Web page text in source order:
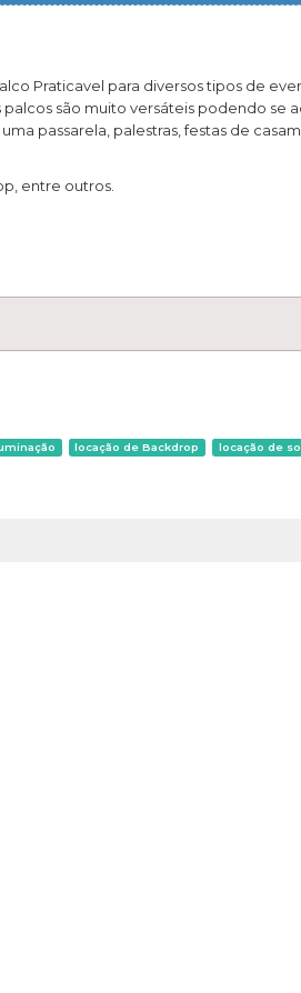
Praticavel para diversos tipos de
são muito versáteis podendo se
passarela, palestras, festas de
entre outros.
locação de Backdrop locação de